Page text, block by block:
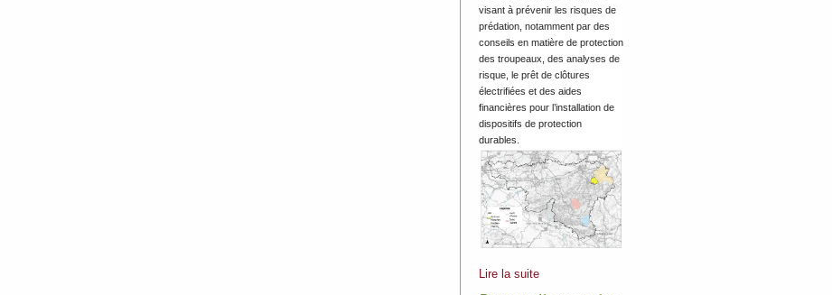
visant à prévenir les risques de
prédation, notamment par des
conseils en matière de protection
des troupeaux, des analyses de
risque, le prêt de clôtures
électrifiées et des aides
financières pour l’installation de
dispositifs de protection
durables.
Lire la suite